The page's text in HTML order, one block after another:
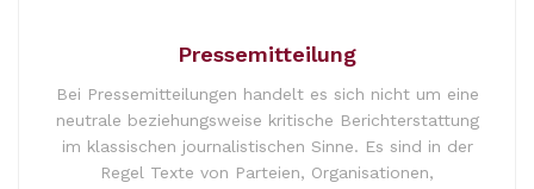
Pressemitteilung
Bei Pressemitteilungen handelt es sich nicht um eine
neutrale beziehungsweise kritische Berichterstattung
im klassischen journalistischen Sinne. Es sind in der
Regel Texte von Parteien, Organisationen,